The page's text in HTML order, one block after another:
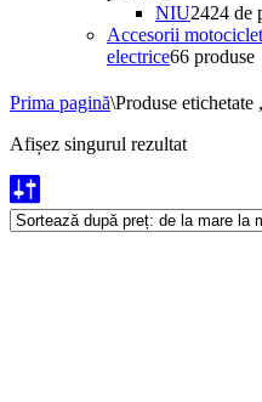
NIU2424 de
Accesorii
electrice66 produse
Prima pagină\Produse
Afișez singurul rezultat